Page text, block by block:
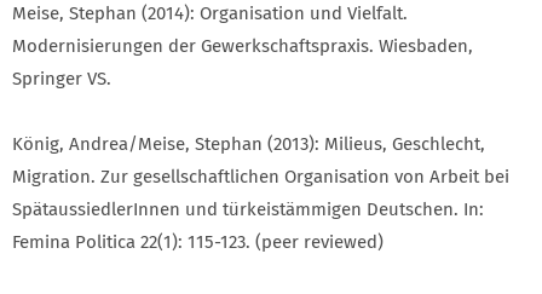
Meise, Stephan (2014): Organisation und Vielfalt.
Modernisierungen der Gewerkschaftspraxis. Wiesbaden,
Springer VS.
König, Andrea/Meise, Stephan (2013): Milieus, Geschlecht,
Migration. Zur gesellschaftlichen Organisation von Arbeit bei
SpätaussiedlerInnen und türkeistämmigen Deutschen. In:
Femina Politica 22(1): 115-123. (peer reviewed)